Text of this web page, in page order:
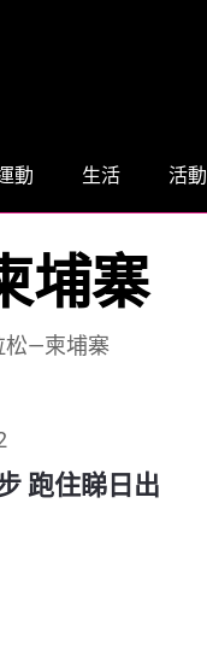
動 生活 活動
埔寨
松—柬埔寨
跑住睇日出